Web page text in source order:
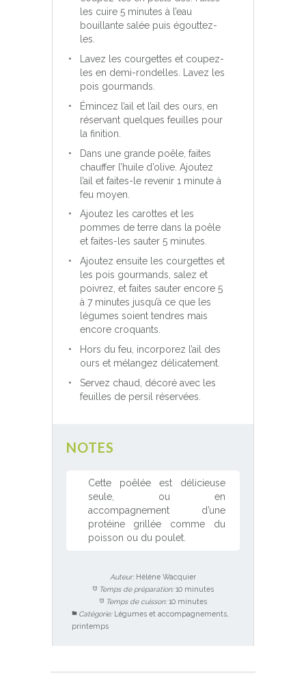
les cuire 5 minutes à l’eau
bouillante salée puis égouttez-
les.
Lavez les courgettes et coupez-
les en demi-rondelles. Lavez les
pois gourmands.
Émincez l’ail et l’ail des ours, en
réservant quelques feuilles pour
la finition.
Dans une grande poêle, faites
chauffer l’huile d’olive. Ajoutez
l’ail et faites-le revenir 1 minute à
feu moyen.
Ajoutez les carottes et les
pommes de terre dans la poêle
et faites-les sauter 5 minutes.
Ajoutez ensuite les courgettes et
les pois gourmands, salez et
poivrez, et faites sauter encore 5
à 7 minutes jusqu’à ce que les
légumes soient tendres mais
encore croquants.
Hors du feu, incorporez l’ail des
ours et mélangez délicatement.
Servez chaud, décoré avec les
feuilles de persil réservées.
NOTES
Cette poêlée est délicieuse
seule, ou en
accompagnement d’une
protéine grillée comme du
poisson ou du poulet.
Auteur: Hélène Wacquier
Temps de préparation: 10 minutes
Temps de cuisson: 10 minutes
Catégorie: Légumes et accompagnements,
printemps